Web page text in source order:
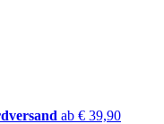
ab € 39,90